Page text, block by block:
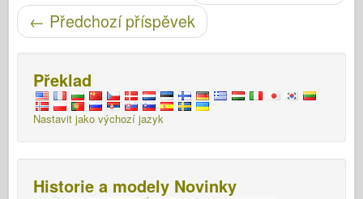
← Předchozí příspěvek
Překlad
Nastavit jako výchozí jazyk
Historie a modely Novinky